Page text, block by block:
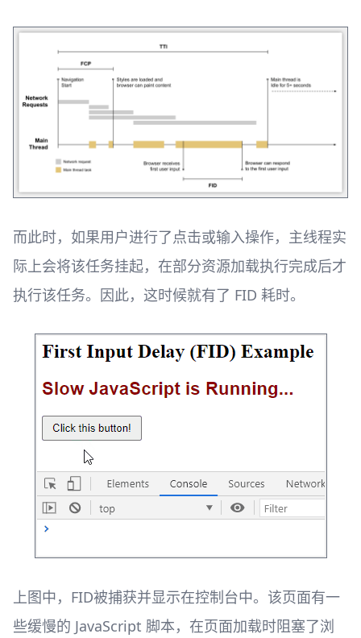
而此时，如果用户进行了点击或输入操作，主线程实
际上会将该任务挂起，在部分资源加载执行完成后才
执行该任务。因此，这时候就有了 FID 耗时。
上图中，FID被捕获并显示在控制台中。该页面有一
些缓慢的 JavaScript 脚本，在页面加载时阻塞了浏